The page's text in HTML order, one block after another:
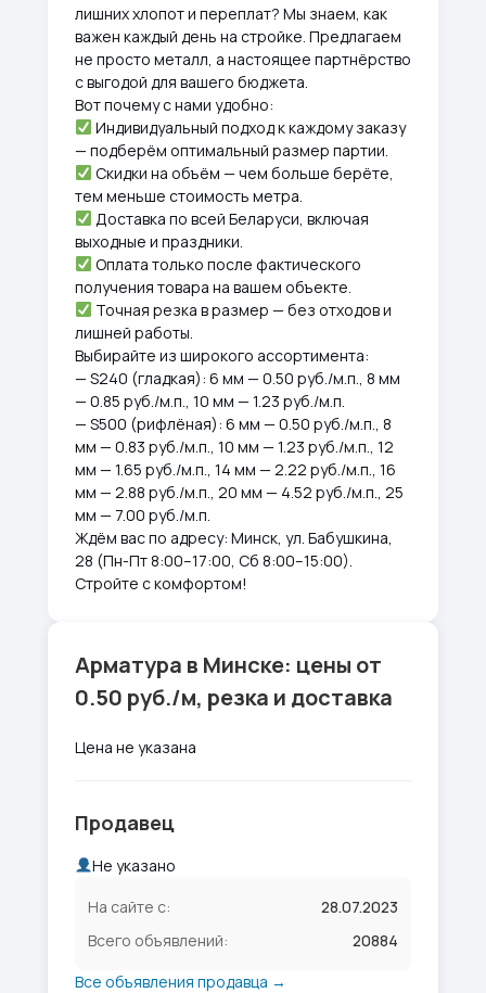
лишних хлопот и переплат? Мы знаем, как
важен каждый день на стройке. Предлагаем
не просто металл, а настоящее партнёрство
с выгодой для вашего бюджета.
Вот почему с нами удобно:
Индивидуальный подход к каждому заказу
— подберём оптимальный размер партии.
Скидки на объём — чем больше берёте,
тем меньше стоимость метра.
Доставка по всей Беларуси, включая
выходные и праздники.
Оплата только после фактического
получения товара на вашем объекте.
Точная резка в размер — без отходов и
лишней работы.
Выбирайте из широкого ассортимента:
— S240 (гладкая): 6 мм — 0.50 руб./м.п., 8 мм
— 0.85 руб./м.п., 10 мм — 1.23 руб./м.п.
— S500 (рифлёная): 6 мм — 0.50 руб./м.п., 8
мм — 0.83 руб./м.п., 10 мм — 1.23 руб./м.п., 12
мм — 1.65 руб./м.п., 14 мм — 2.22 руб./м.п., 16
мм — 2.88 руб./м.п., 20 мм — 4.52 руб./м.п., 25
мм — 7.00 руб./м.п.
Ждём вас по адресу: Минск, ул. Бабушкина,
28 (Пн-Пт 8:00–17:00, Сб 8:00–15:00).
Стройте с комфортом!
Арматура в Минске: цены от
0.50 руб./м, резка и доставка
Цена не указана
Продавец
Не указано
На сайте с:
28.07.2023
Всего объявлений:
20884
Все объявления продавца →